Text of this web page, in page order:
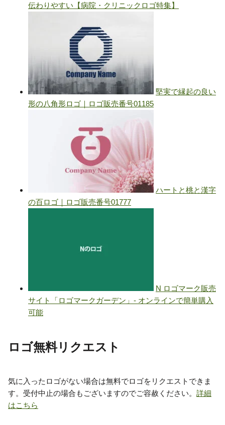
ロゴ無料リクエスト
気に入ったロゴがない場合は無料でロゴをリクエストできま
す。受付中止の場合もございますのでご容赦ください。 詳細
はこちら